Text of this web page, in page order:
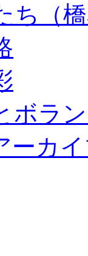
ち（
ボラ
ーカ